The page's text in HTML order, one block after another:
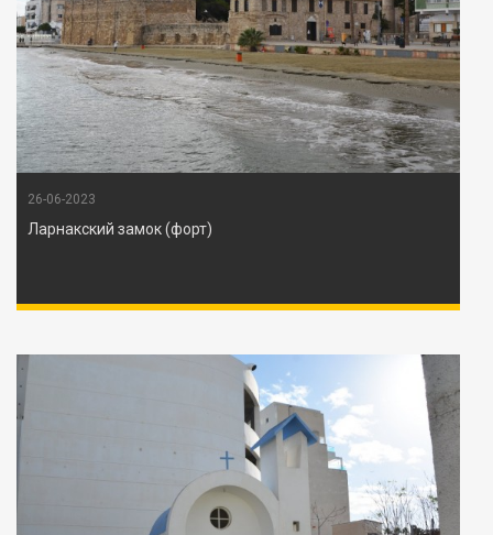
26-06-2023
Ларнакский замок (форт)